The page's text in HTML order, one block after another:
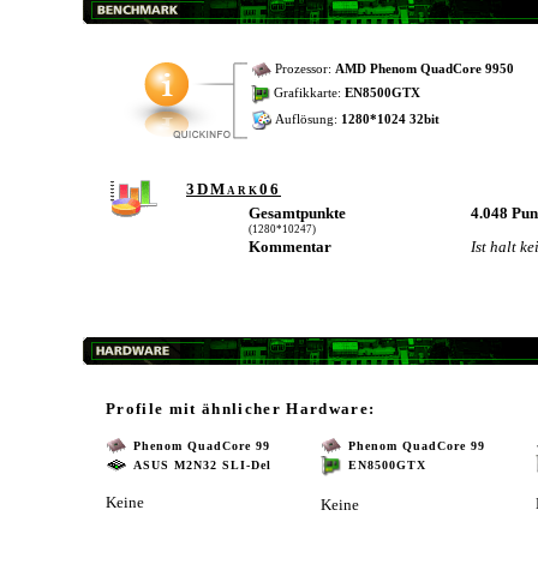
Prozessor: AMD Phenom QuadCore 9950
Grafikkarte: EN8500GTX
Auflösung: 1280*1024 32bit
3DMark06
Gesamtpunkte
(1280*10247)
4.048
Kommentar
Ist halt
Profile mit ähnlicher Hardware:
Phenom QuadCore 99
ASUS M2N32 SLI-Del
Keine
Phenom QuadCore 99
EN8500GTX
Keine